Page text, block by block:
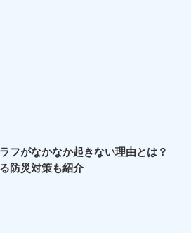
フがなかなか起きない理由とは？
防災対策も紹介